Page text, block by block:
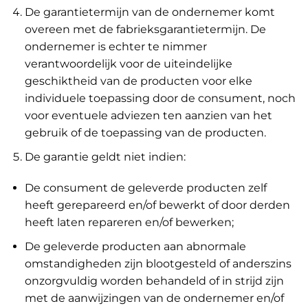
De garantietermijn van de ondernemer komt
overeen met de fabrieksgarantietermijn. De
ondernemer is echter te nimmer
verantwoordelijk voor de uiteindelijke
geschiktheid van de producten voor elke
individuele toepassing door de consument, noch
voor eventuele adviezen ten aanzien van het
gebruik of de toepassing van de producten.
De garantie geldt niet indien:
De consument de geleverde producten zelf
heeft gerepareerd en/of bewerkt of door derden
heeft laten repareren en/of bewerken;
De geleverde producten aan abnormale
omstandigheden zijn blootgesteld of anderszins
onzorgvuldig worden behandeld of in strijd zijn
met de aanwijzingen van de ondernemer en/of